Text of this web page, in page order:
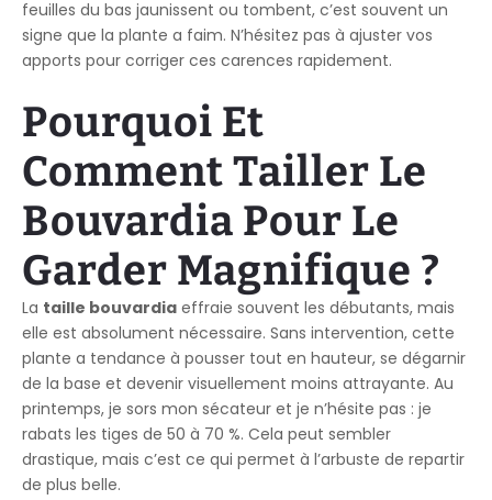
feuilles du bas jaunissent ou tombent, c’est souvent un
signe que la plante a faim. N’hésitez pas à ajuster vos
apports pour corriger ces carences rapidement.
Pourquoi Et
Comment Tailler Le
Bouvardia Pour Le
Garder Magnifique ?
La taille bouvardia effraie souvent les débutants, mais
elle est absolument nécessaire. Sans intervention, cette
plante a tendance à pousser tout en hauteur, se dégarnir
de la base et devenir visuellement moins attrayante. Au
printemps, je sors mon sécateur et je n’hésite pas : je
rabats les tiges de 50 à 70 %. Cela peut sembler
drastique, mais c’est ce qui permet à l’arbuste de repartir
de plus belle.